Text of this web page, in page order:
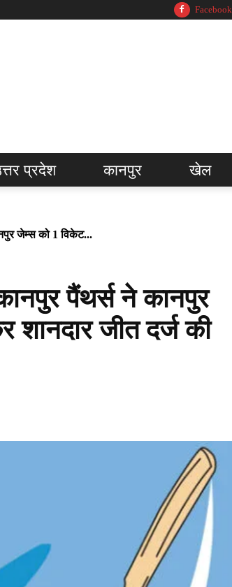
Facebook
प्रदेश कानपुर खेल
जेम्स को 1 विकेट...
पैंथर्स ने कानपुर
जीत दर्ज की